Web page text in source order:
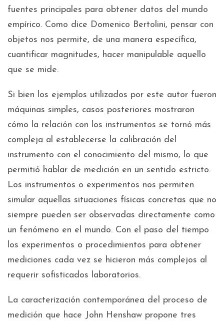
fuentes principales para obtener datos del mundo
empírico. Como dice Domenico Bertolini, pensar con
objetos nos permite, de una manera específica,
cuantificar magnitudes, hacer manipulable aquello
que se mide.
Si bien los ejemplos utilizados por este autor fueron
máquinas simples, casos posteriores mostraron
cómo la relación con los instrumentos se tornó más
compleja al establecerse la calibración del
instrumento con el conocimiento del mismo, lo que
permitió hablar de medición en un sentido estricto.
Los instrumentos o experimentos nos permiten
simular aquellas situaciones físicas concretas que no
siempre pueden ser observadas directamente como
un fenómeno en el mundo. Con el paso del tiempo
los experimentos o procedimientos para obtener
mediciones cada vez se hicieron más complejos al
requerir sofisticados laboratorios.
La caracterización contemporánea del proceso de
medición que hace John Henshaw propone tres